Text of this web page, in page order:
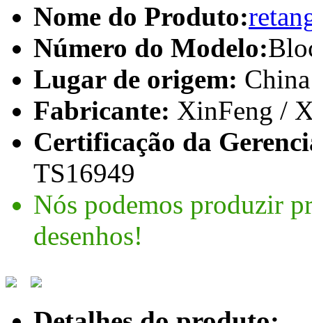
Nome do Produto:
Número do Modelo:
Lugar de origem: China
Fabricante: XinFeng /
Certificação da
TS16949
Nós podemos produzir
desenhos!